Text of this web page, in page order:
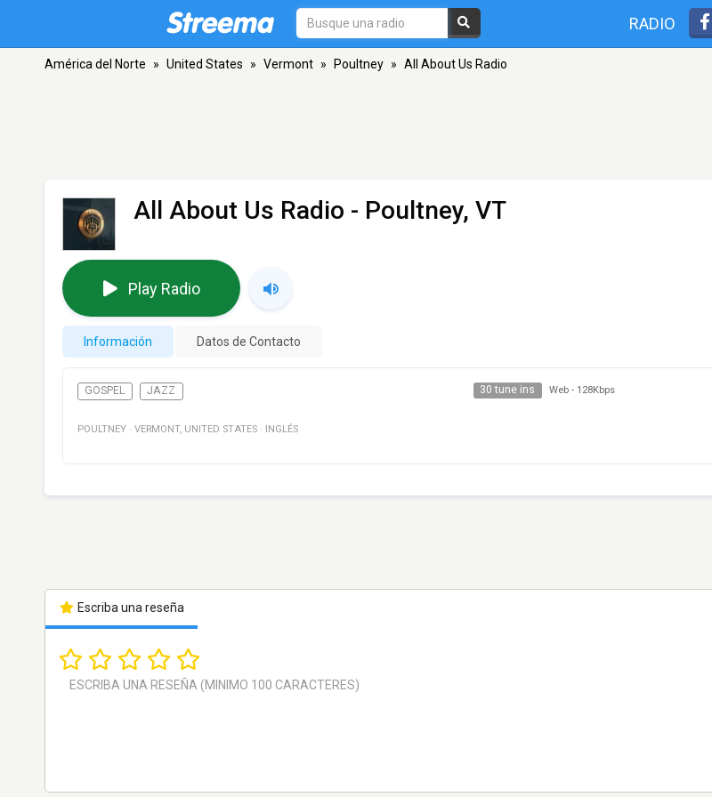
RADIO
América del Norte » United States » Vermont » Poultney » All About Us Radio
All About Us Radio - Poultney, VT
Play Radio
Información Datos de Contacto
GOSPEL JAZZ 30 tune ins Web - 128Kbps
POULTNEY · VERMONT, UNITED STATES · INGLÉS
Escriba una reseña